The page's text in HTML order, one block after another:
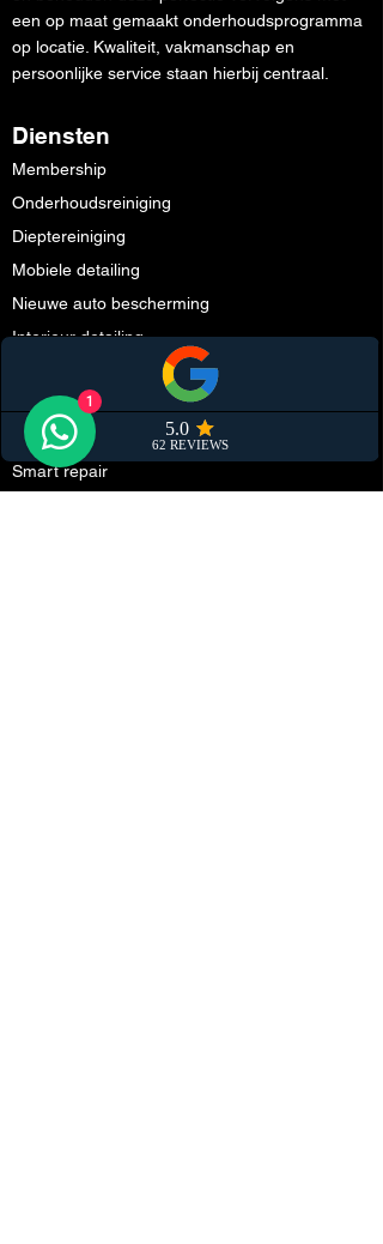
een op maat gemaakt onderhoudsprogramma
op locatie. Kwaliteit, vakmanschap en
persoonlijke service staan hierbij centraal.
Diensten
Membership
Onderhoudsreiniging
Dieptereiniging
Mobiele detailing
Nieuwe auto bescherming
Interieur detailing
Keramische coating
Cabriodak impregneren
Smart repair
1